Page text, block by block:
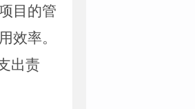
目的管
效率。
出责